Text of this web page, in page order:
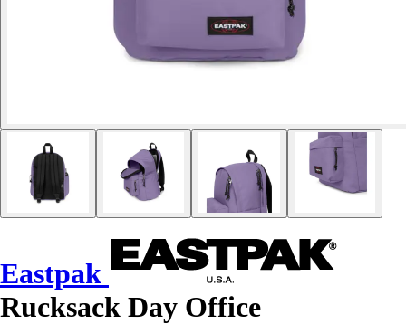
Eastpak
Rucksack Day Office